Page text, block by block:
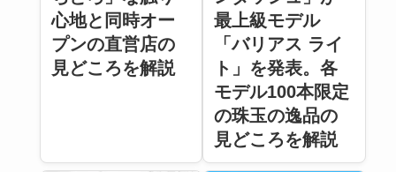
心地と同時オー
プンの直営店の
見どころを解説
最上級モデル
「バリアス ライ
ト」を発表。各
モデル100本限定
の珠玉の逸品の
見どころを解説